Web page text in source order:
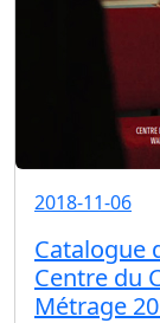
2018-11-06
Catalogue
Centre du
Métrage